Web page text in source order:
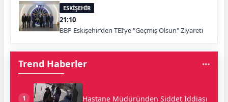
ESKİŞEHİR
21:10
BBP Eskişehir’den TEI’ye "Geçmiş Olsun" Ziyareti
Trend Haberler
1 Hastane Müdüründen Şiddet İddiası